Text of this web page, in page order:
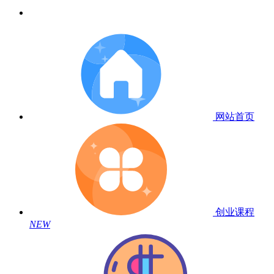
网站首页
创业课程
NEW